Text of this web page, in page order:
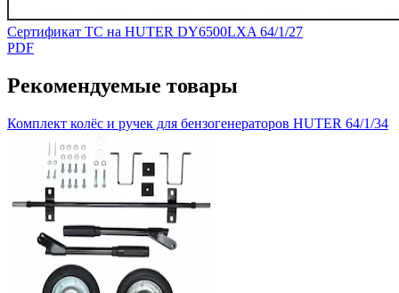
Сертификат ТС на HUTER DY6500LXA 64/1/27
PDF
Рекомендуемые товары
Комплект колёс и ручек для бензогенераторов HUTER 64/1/34